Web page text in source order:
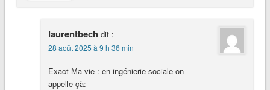
laurentbech dit :
28 août 2025 à 9 h 36 min
Exact Ma vie : en ingénierie sociale on
appelle çà: